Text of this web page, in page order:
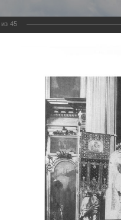
Экскурсия
из 45